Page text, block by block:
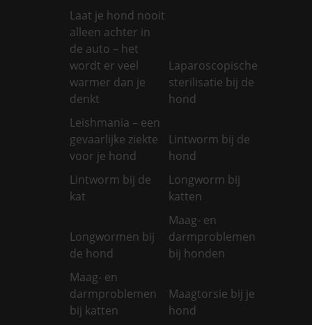
Laat je hond nooit
alleen achter in
de auto – het
wordt er veel
warmer dan je
denkt
Laparoscopische
sterilisatie bij de
hond
Leishmania – een
gevaarlijke ziekte
voor je hond
Lintworm bij de
hond
Lintworm bij de
kat
Longworm bij
katten
Longwormen bij
de hond
Maag- en
darmproblemen
bij honden
Maag- en
darmproblemen
bij katten
Maagtorsie bij je
hond